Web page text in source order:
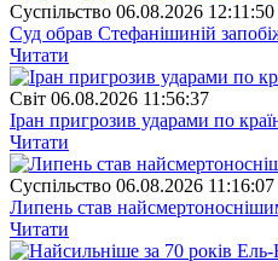
Суспiльство 06.08.2026 12:11:50
Суд обрав Стефанішиній
Читати
Свiт 06.08.2026 11:56:37
Іран пригрозив ударами по
Читати
Суспiльство 06.08.2026 11:16:07
Липень став
Читати